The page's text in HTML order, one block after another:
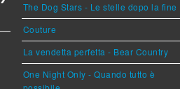
The Dog Stars - Le stelle dopo la fine
Couture
La vendetta perfetta - Bear Country
One Night Only - Quando tutto è